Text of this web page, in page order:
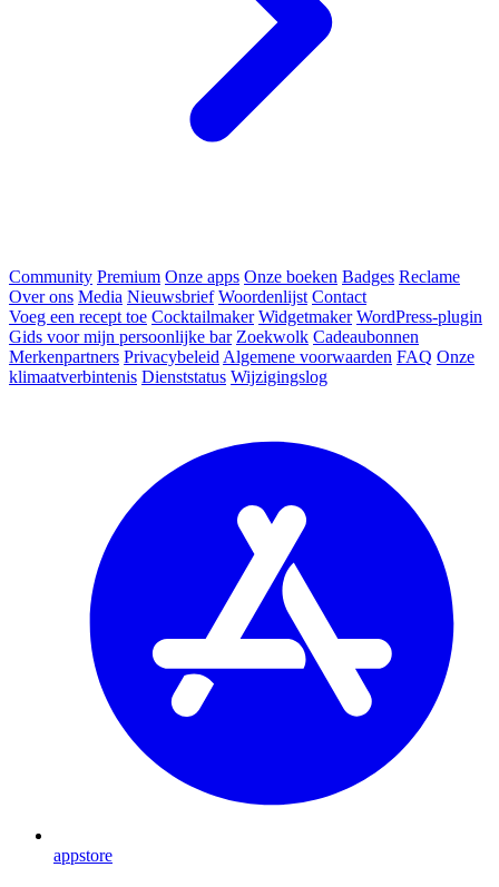
Community Premium Onze apps Onze boeken Badges Reclame
Over ons Media Nieuwsbrief Woordenlijst Contact
Voeg een recept toe Cocktailmaker Widgetmaker WordPress-plugin
Gids voor mijn persoonlijke bar Zoekwolk Cadeaubonnen
Merkenpartners Privacybeleid Algemene voorwaarden FAQ Onze
klimaatverbintenis Dienststatus Wijzigingslog
appstore